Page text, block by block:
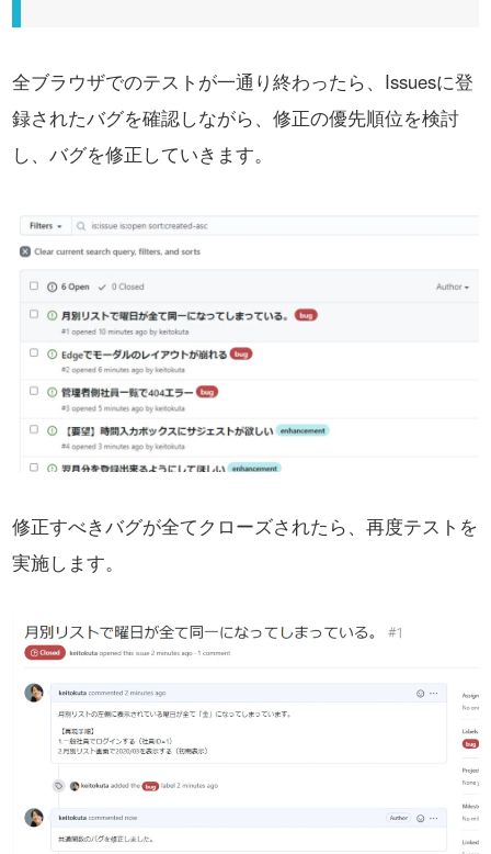
全ブラウザでのテストが一通り終わったら、Issuesに登
録されたバグを確認しながら、 修正の優先順位を検討
し、バグを修正していきます。
修正すべきバグが全てクローズされたら、再度テストを
実施します。